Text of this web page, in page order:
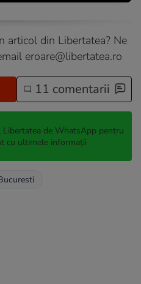
articol din Libertatea? Ne
eroare@libertatea.ro
11 comentarii
de WhatsApp pentru
cu ultimele informații